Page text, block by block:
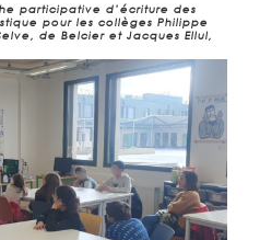
participative d’écriture des
pour les collèges Philippe
de Belcieret Jacques Ellul,